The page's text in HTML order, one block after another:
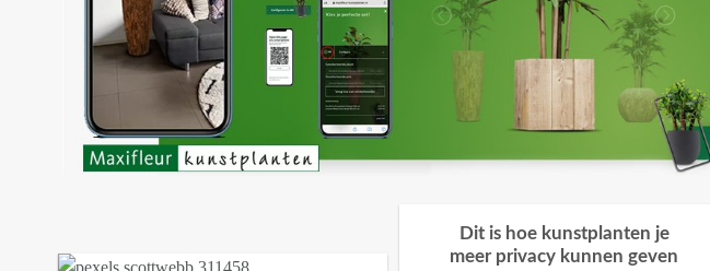
Dit is hoe kunstplanten je
meer privacy kunnen geven